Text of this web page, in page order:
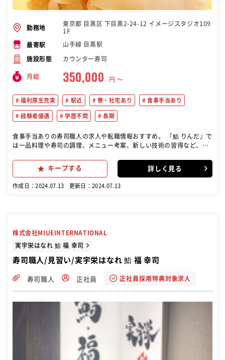
勤務地
東京都 目黒区 下目黒2-24-12 イメージスタジオ109
1F
最寄駅 山手線 目黒駅
施設形態 カウンター寿司
月給 350,000 円 〜
福利厚生充実 駅近 寮・社宅あり 食事手当あり
経験者優遇 学歴不問 長期
食事手当ありの寿司職人の求人や転職情報おすすめ。 『鮨 りんだ』で
は一品料理や寿司の調理、メニュー考案、新しい技術の習得など、多
一品料理の調理やカウンターでの寿司の握りを担当。 メニュー開発と
技術向上: 新しいメニューの考案や提案。 基本的な技術の習得から高
や準備、営業後の片付けや清掃。
キープする 詳しく見る
作成日：2024.07.13 更新日：2024.07.13
株式会社MIUEINTERNATIONAL
実宇栄はなれ 鮨 福 幸司
寿司職人/見習い/実宇栄はなれ 鮨 福 幸司
寿司職人 正社員 正社員採用特典対象求人